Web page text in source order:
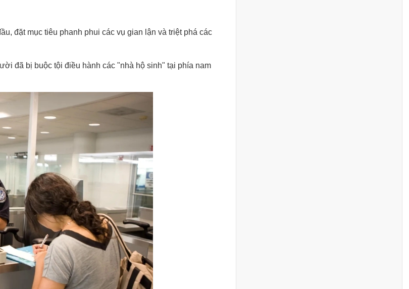
đặt mục tiêu phanh phui các vụ gian lận và triệt phá các
đã bị buộc tội điều hành các "nhà hộ sinh" tại phía nam